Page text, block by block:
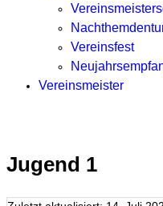
Vereinsfest
Vereinsmeister
Jugend 1